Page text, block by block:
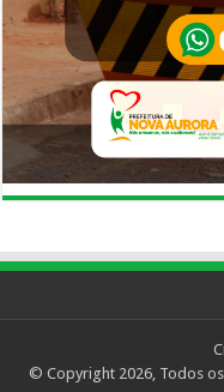
© Copyright 2026, Todos